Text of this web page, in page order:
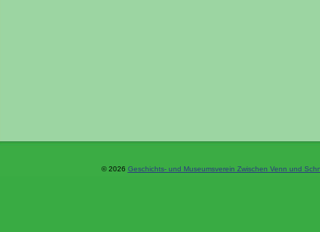
© 2026 Geschichts- und Museumsverein Zwischen Venn und